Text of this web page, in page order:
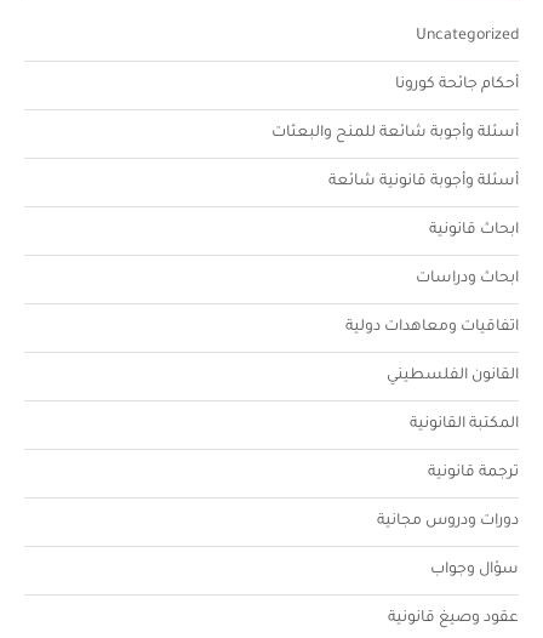
Uncategorized
أحكام جائحة كورونا
أسئلة وأجوبة شائعة للمنح والبعثات
أسئلة وأجوبة قانونية شائعة
ابحاث قانونية
ابحاث ودراسات
اتفاقيات ومعاهدات دولية
القانون الفلسطيني
المكتبة القانونية
ترجمة قانونية
دورات ودروس مجانية
سؤال وجواب
عقود وصيغ قانونية